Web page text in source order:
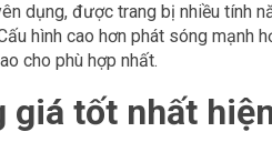
dụng, được trang bị nhiều tính
hình cao hơn phát sóng mạnh
cho phù hợp nhất.
giá tốt nhất